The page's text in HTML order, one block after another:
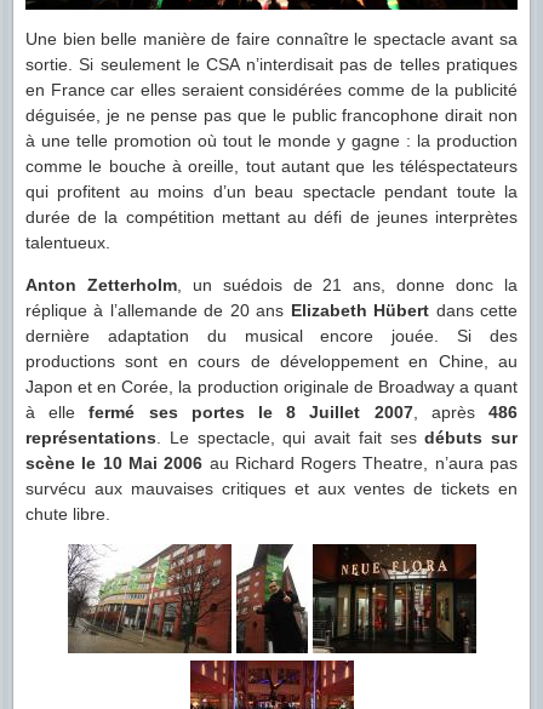
Une bien belle manière de faire connaître le spectacle avant sa
sortie. Si seulement le CSA n’interdisait pas de telles pratiques
en France car elles seraient considérées comme de la publicité
déguisée, je ne pense pas que le public francophone dirait non
à une telle promotion où tout le monde y gagne : la production
comme le bouche à oreille, tout autant que les téléspectateurs
qui profitent au moins d’un beau spectacle pendant toute la
durée de la compétition mettant au défi de jeunes interprètes
talentueux.
Anton Zetterholm, un suédois de 21 ans, donne donc la
réplique à l’allemande de 20 ans Elizabeth Hübert dans cette
dernière adaptation du musical encore jouée. Si des
productions sont en cours de développement en Chine, au
Japon et en Corée, la production originale de Broadway a quant
à ellefermé ses portes le 8 Juillet 2007, après486
représentations. Le spectacle, qui avait fait sesdébuts sur
scène le 10 Mai 2006 au Richard Rogers Theatre, n’aura pas
survécu aux mauvaises critiques et aux ventes de tickets en
chute libre.